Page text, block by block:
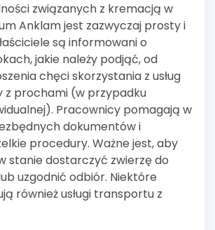
związanych z kremacją w
Anklam jest zazwyczaj prosty i
są informowani o
jakie należy podjąć, od
chęci skorzystania z usług
z prochami (w przypadku
Pracownicy pomagają w
dokumentów i
procedury. Ważne jest, aby
stanie dostarczyć zwierzę do
uzgodnić odbiór. Niektóre
również usługi transportu z